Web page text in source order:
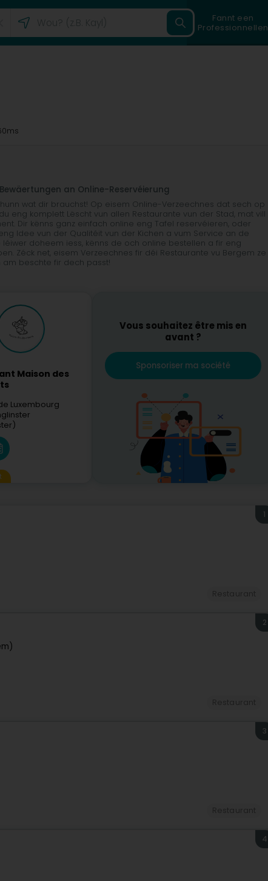
Fannt een
Professionnellen
an Online-Reservéierung
wat dir brauchst! Op eisem Online-Verzeechnes dat sech op
eng komplett Lëscht vun allen Restaurante vun der Stad, mat vill
Dir kënns ganz einfach online eng Tafel reservéieren, oder
Idee vun der Qualitéit vun der Kichen a vum Service an de
doheem iess, kënns de och online bestellen a fir eng
Zéck net, eisem Verzeechnes fir déi Restaurante vu Bergem ze
am beschte fir dech passt!
Maison des
Luxembourg
Vous souhaitez être mis en
avant ?
Sponsoriser ma société
1
2
3
4